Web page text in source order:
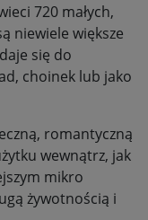
720 małych,
niewiele większe
się do
choinek lub jako
romantyczną
wewnątrz, jak
mikro
żywotnością i